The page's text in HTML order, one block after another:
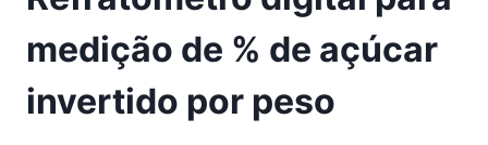
medição de % de açúcar
invertido por peso